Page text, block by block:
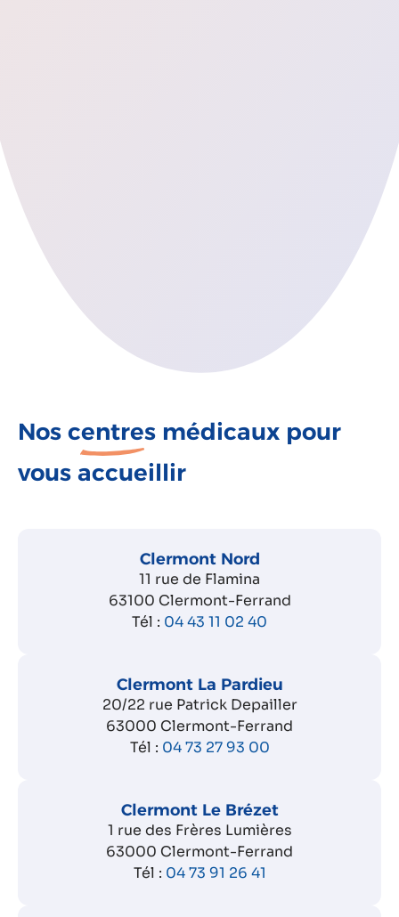
Nos centres médicaux pour
vous accueillir
Clermont Nord
11 rue de Flamina
63100 Clermont-Ferrand
Tél : 04 43 11 02 40
Clermont La Pardieu
20/22 rue Patrick Depailler
63000 Clermont-Ferrand
Tél : 04 73 27 93 00
Clermont Le Brézet
1 rue des Frères Lumières
63000 Clermont-Ferrand
Tél : 04 73 91 26 41